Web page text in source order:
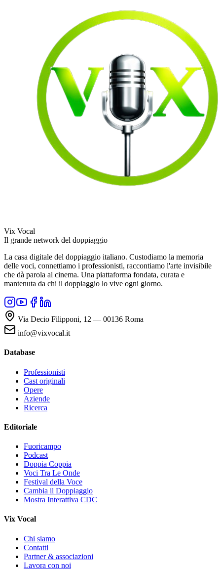
Vix Vocal
Il grande network del doppiaggio
La casa digitale del doppiaggio italiano. Custodiamo la memoria
delle voci, connettiamo i professionisti, raccontiamo l'arte invisibile
che dà parola al cinema. Una piattaforma fondata, curata e
mantenuta da chi il doppiaggio lo vive ogni giorno.
Via Decio Filipponi, 12 — 00136 Roma
info@vixvocal.it
Database
Professionisti
Cast originali
Opere
Aziende
Ricerca
Editoriale
Fuoricampo
Podcast
Doppia Coppia
Voci Tra Le Onde
Festival della Voce
Cambia il Doppiaggio
Mostra Interattiva CDC
Vix Vocal
Chi siamo
Contatti
Partner & associazioni
Lavora con noi